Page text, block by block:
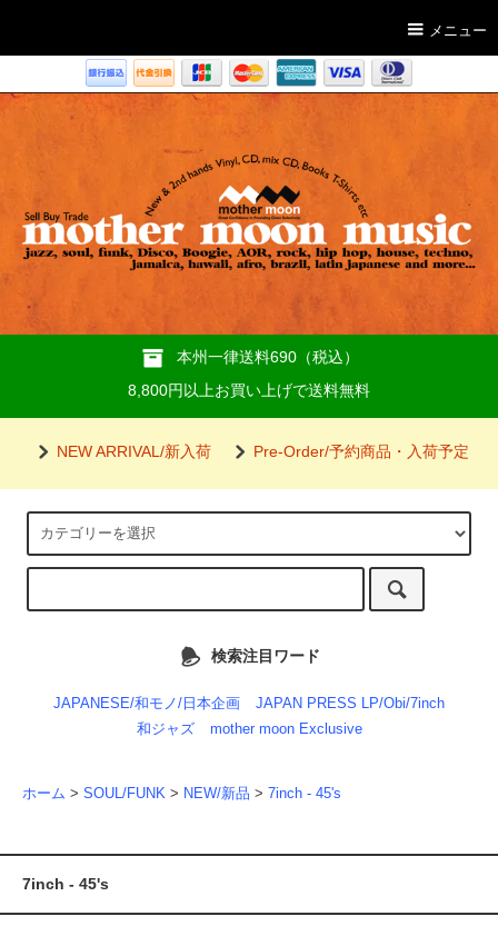
メニュー
本州一律送料690（税込）
8,800円以上お買い上げで送料無料
NEW ARRIVAL/新入荷 Pre-Order/予約商品・入荷予定
検索注目ワード
JAPANESE/和モノ/日本企画
JAPAN PRESS LP/Obi/7inch
和ジャズ
mother moon Exclusive
ホーム > SOUL/FUNK > NEW/新品 > 7inch - 45's
7inch - 45's